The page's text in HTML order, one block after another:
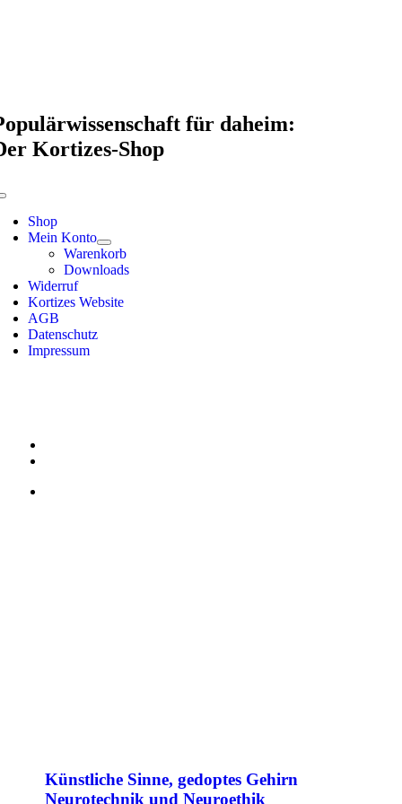
für daheim:
Kortizes-Shop
Shop
Mein Konto
Warenkorb
Downloads
Widerruf
Kortizes Website
AGB
Datenschutz
Impressum
Künstliche Sinne, gedoptes Gehirn
Neurotechnik und Neuroethik